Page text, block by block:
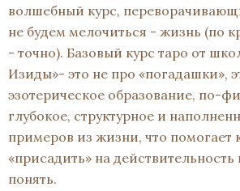
волшебный курс,
не будем мелочиться - жизнь (по
- точно). Базовый курс таро от
Изиды»- это не про «погадашки»,
эзотерическое образование, по-
глубокое, структурное и
примеров из жизни, что помогает
«присадить» на действительность
понять.